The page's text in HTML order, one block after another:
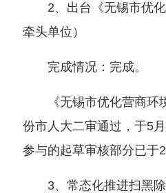
2、出台《无锡市优化
牵头单位）
完成情况：完成。
《无锡市优化营商环
份市人大二审通过，于5
参与的起草审核部分已于
3、常态化推进扫黑除